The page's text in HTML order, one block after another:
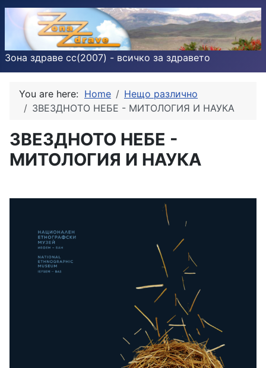
Зона здраве cc(2007) - всичко за здравето
You are here: Home
Нещо различно
ЗВЕЗДНОТО НЕБЕ - МИТОЛОГИЯ И НАУКА
ЗВЕЗДНОТО НЕБЕ -
МИТОЛОГИЯ И НАУКА